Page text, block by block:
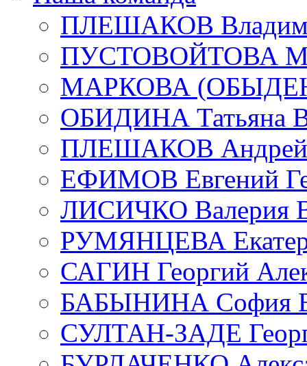
ПЛЕШАКОВ
ПУСТОВОЙТОВА
МАРКОВА
ОБИДИНА Татьяна
ПЛЕШАКОВ Андрей
ЕФИМОВ Евгений
ЛИСИЧКО Валерия
РУМЯНЦЕВА
САГИН Георгий
БАБЫНИНА София
СУЛТАН-ЗАДЕ